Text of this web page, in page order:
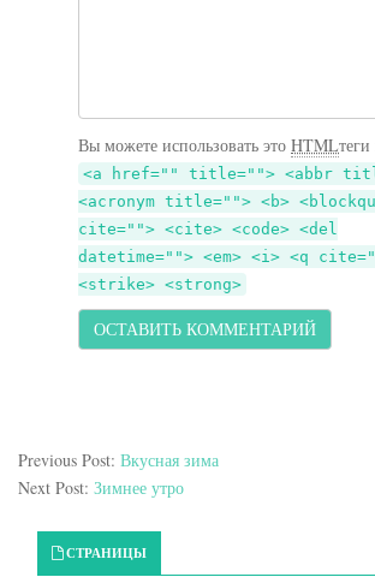
Вы можете использовать это HTML
<a href="" title=""> <abbr
<acronym title=""> <b>
cite=""> <cite> <code> <del
datetime=""> <em> <i> <q
<strike> <strong>
Previous Post: Вкусная зима
Next Post: Зимнее утро
Primary Sidebar
СТРАНИЦЫ